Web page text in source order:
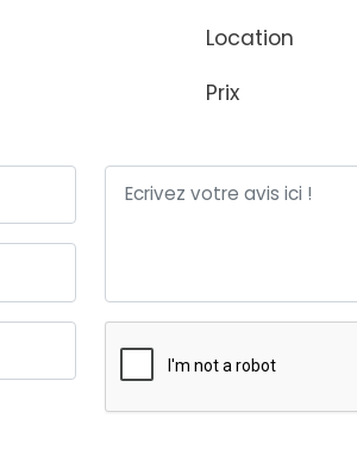
Location
Prix